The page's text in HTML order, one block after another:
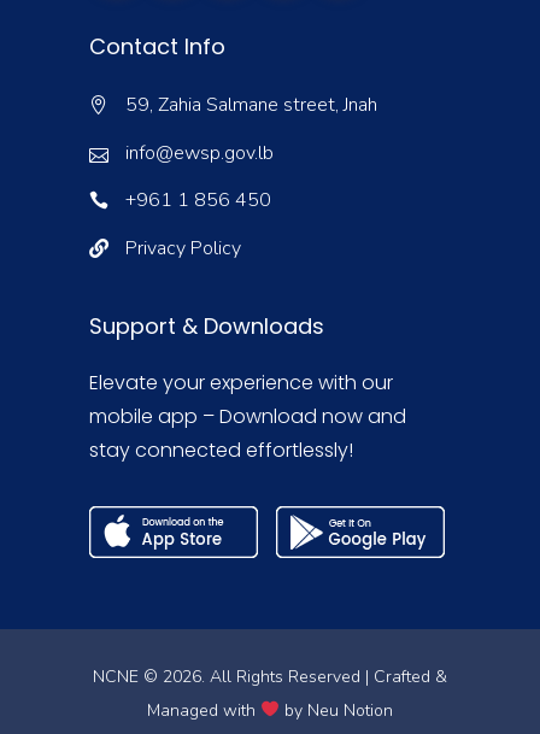
Contact Info
59, Zahia Salmane street, Jnah
info@ewsp.gov.lb
+961 1 856 450
Privacy Policy
Support & Downloads
Elevate your experience with our
mobile app – Download now and
stay connected effortlessly!
NCNE © 2026. All Rights Reserved | Crafted &
Managed with
by Neu Notion